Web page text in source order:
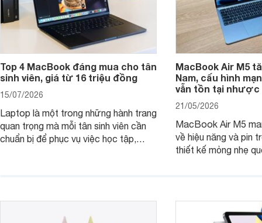
Top 4 MacBook đáng mua cho tân
sinh viên, giá từ 16 triệu đồng
15/07/2026
Laptop là một trong những hành trang
quan trọng mà mỗi tân sinh viên cần
chuẩn bị để phục vụ việc học tập,
MacBook đáng cân nhắc dành cho
MacBook Air M5
Nam, cấu hình
vẫn tồn tại nhược
21/05/2026
MacBook Air M5
về hiệu năng và pin
thiết kế mỏng nhẹ